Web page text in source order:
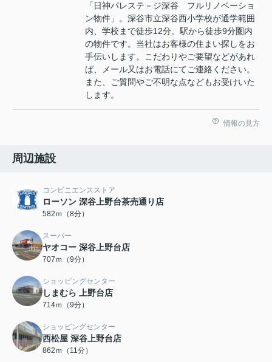
「日神パレステ－ジ深谷 フルリノベーショ
ン物件」。深谷市立深谷西小学校が通学範囲
内、学校まで徒歩12分。駅から徒歩9分圏内
の物件です。当社はお客様の住まい探しをお
手伝いします。こだわりやご要望などがあれ
ば、メール又はお電話にてご連絡ください。
また、ご質問やご不明な点などもお受けいた
します。
情報の見方
周辺施設
コンビニエンスストア
ローソン 深谷上野台茶売通り店
582ｍ（8分）
スーパー
ヤオコー 深谷上野台店
707ｍ（9分）
ショッピングセンター
しまむら 上野台店
714ｍ（9分）
ショッピングセンター
西松屋 深谷上野台店
862ｍ（11分）